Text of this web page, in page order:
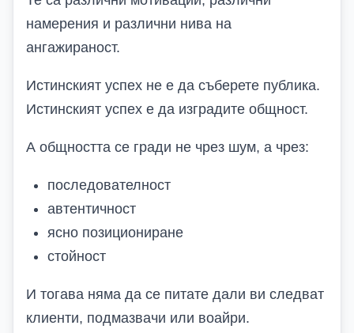
намерения и различни нива на
ангажираност.
Истинският успех не е да съберете публика.
Истинският успех е да изградите общност.
А общността се гради не чрез шум, а чрез:
последователност
автентичност
ясно позициониране
стойност
И тогава няма да се питате дали ви следват
клиенти, подмазвачи или воайри.